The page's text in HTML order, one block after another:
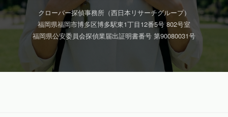
クローバー探偵事務所（西日本リサーチグループ）
福岡県福岡市博多区博多駅東1丁目12番5号 802号室
福岡県公安委員会探偵業届出証明書番号 第90080031号